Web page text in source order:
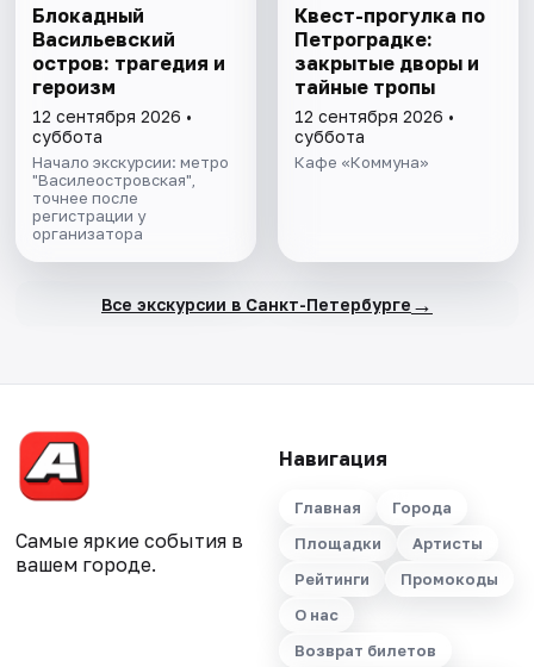
Блокадный
Васильевский
остров: трагедия и
героизм
12 сентября 2026 •
суббота
Начало экскурсии: метро
"Василеостровская",
точнее после
регистрации у
организатора
Квест-прогулка по
Петроградке:
закрытые дворы и
тайные тропы
12 сентября 2026 •
суббота
Кафе «Коммуна»
Все экскурсии в Санкт-Петербурге →
Самые яркие события в
вашем городе.
Навигация
Главная
Города
Площадки
Артисты
Рейтинги
Промокоды
О нас
Возврат билетов